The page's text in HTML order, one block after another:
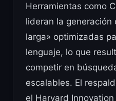
Herramientas como
lideran la generación
larga» optimizadas
lenguaje, lo que
competir en
escalables. El
el Harvard